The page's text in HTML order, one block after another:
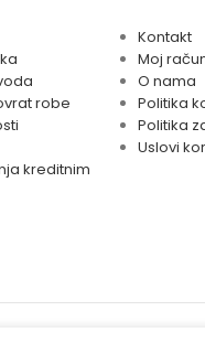
robe
kreditnim
Kontakt
Moj
O nama
Politika
Politika
Uslovi